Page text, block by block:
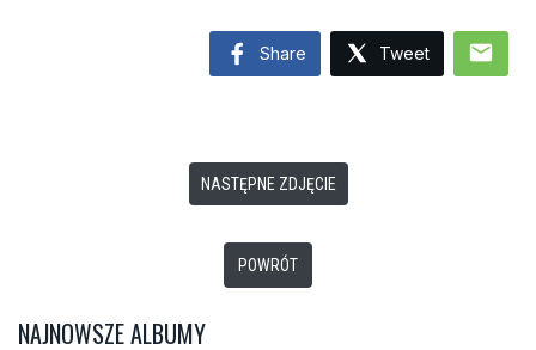
Share Tweet mail
NASTĘPNE ZDJĘCIE
POWRÓT
NAJNOWSZE ALBUMY